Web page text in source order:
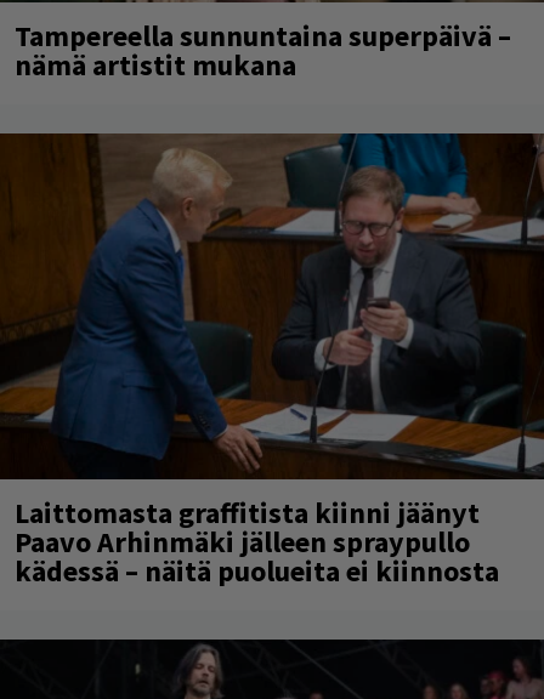
Tampereella sunnuntaina superpäivä –
nämä artistit mukana
Laittomasta graffitista kiinni jäänyt
Paavo Arhinmäki jälleen spraypullo
kädessä – näitä puolueita ei kiinnosta